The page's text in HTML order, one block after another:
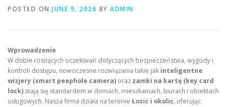
POSTED ON JUNE 9, 2026 BY ADMIN
Wprowadzenie
W dobie rosnących oczekiwań dotyczących bezpieczeństwa, wygody i
kontroli dostępu, nowoczesne rozwiązania takie jak inteligentne
wizjery (smart peephole camera) oraz zamki na kartę (key card
lock) stają się standardem w domach, mieszkaniach, biurach i obiektach
usługowych. Nasza firma działa na terenie Łosic i okolic, oferując